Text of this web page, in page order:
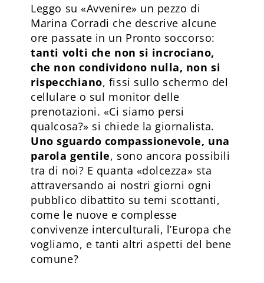
Leggo su «Avvenire» un pezzo di
Marina Corradi che descrive alcune
ore passate in un Pronto soccorso:
tanti volti che non si incrociano,
che non condividono nulla, non si
rispecchiano, fissi sullo schermo del
cellulare o sul monitor delle
prenotazioni. «Ci siamo persi
qualcosa?» si chiede la giornalista.
Uno sguardo compassionevole, una
parola gentile, sono ancora possibili
tra di noi? E quanta «dolcezza» sta
attraversando ai nostri giorni ogni
pubblico dibattito su temi scottanti,
come le nuove e complesse
convivenze interculturali, l’Europa che
vogliamo, e tanti altri aspetti del bene
comune?